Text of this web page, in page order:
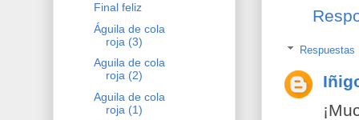
Respuestas
Final feliz
Águila de cola
roja (3)
Aguila de cola
roja (2)
Aguila de cola
roja (1)